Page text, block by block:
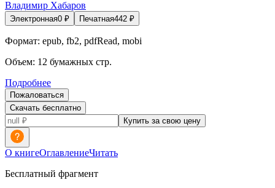
Владимир Хабаров
Электронная0 ₽ Печатная442 ₽
Формат: epub, fb2, pdfRead, mobi
Объем: 12 бумажных стр.
Подробнее
Пожаловаться
Скачать бесплатно
Купить за свою цену
О книгеОглавлениеЧитать
Бесплатный фрагмент